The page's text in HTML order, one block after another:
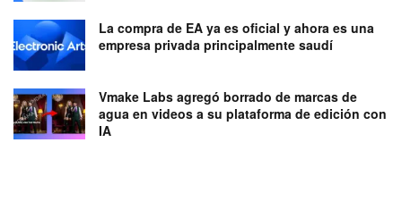
La compra de EA ya es oficial y ahora es una
empresa privada principalmente saudí
Vmake Labs agregó borrado de marcas de
agua en videos a su plataforma de edición con
IA